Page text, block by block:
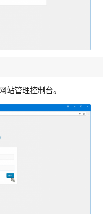
站管理控制台。